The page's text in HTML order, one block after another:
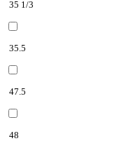
35 1/3
35.5
47.5
48